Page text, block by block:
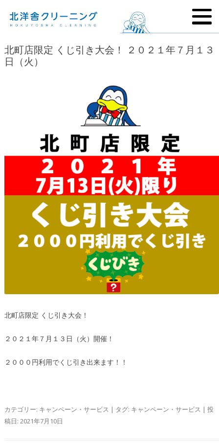
北町店限定 くじ引き大会！ ２０２１年７月１３
日（火）
北町店限定 くじ引き大会！
２０２１年７月１３日（火）開催！
２０００円利用でくじ引き出来ます！！
カテゴリー: キャンペーン・サービス | タグ: キャンペーン・サービス | 投
稿日: 2021年7月10日